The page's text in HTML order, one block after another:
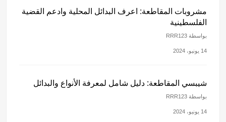
مشروبات المقاطعة: اعرف البدائل المحلية وادعم القضية
الفلسطينية
بواسطة RRR123
14 يونيو، 2024
شيبسي المقاطعة: دليل شامل لمعرفة الأنواع والبدائل
بواسطة RRR123
14 يونيو، 2024